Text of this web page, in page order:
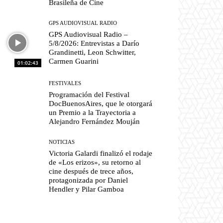
Brasileña de Cine
01:02:43
GPS AUDIOVISUAL RADIO
GPS Audiovisual Radio –
5/8/2026: Entrevistas a Darío
Grandinetti, Leon Schwitter,
Carmen Guarini
FESTIVALES
Programación del Festival
DocBuenosAires, que le otorgará
un Premio a la Trayectoria a
Alejandro Fernández Mouján
NOTICIAS
Victoria Galardi finalizó el rodaje
de «Los erizos», su retorno al
cine después de trece años,
protagonizada por Daniel
Hendler y Pilar Gamboa